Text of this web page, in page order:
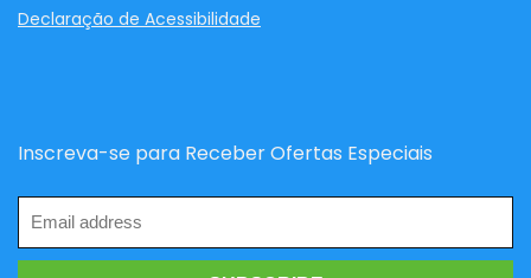
Declaração de Acessibilidade
Inscreva-se para Receber Ofertas Especiais